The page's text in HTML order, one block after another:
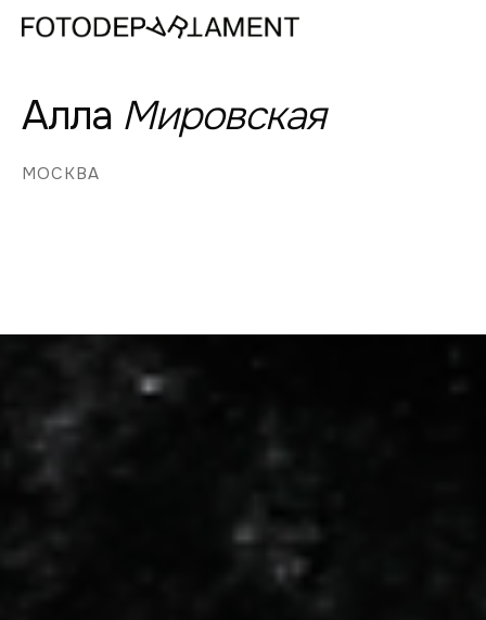
Алла Мировская
МОСКВА